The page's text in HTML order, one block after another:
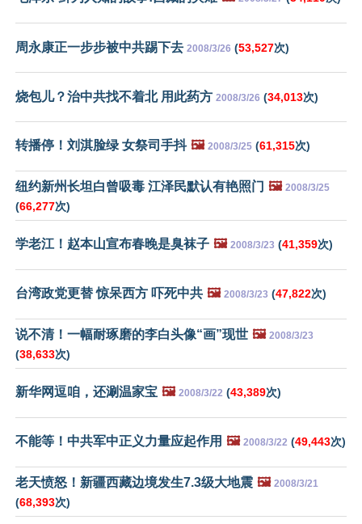
周永康正一步步被中共踢下去 2008/3/26 (53,527次)
烧包儿？治中共找不着北 用此药方 2008/3/26 (34,013次)
转播停！刘淇脸绿 女祭司手抖 🖼️ 2008/3/25 (61,315次)
纽约新州长坦白曾吸毒 江泽民默认有艳照门 🖼️ 2008/3/25
(66,277次)
学老江！赵本山宣布春晚是臭袜子 🖼️ 2008/3/23 (41,359次)
台湾政党更替 惊呆西方 吓死中共 🖼️ 2008/3/23 (47,822次)
说不清！一幅耐琢磨的李白头像“画”现世 🖼️ 2008/3/23
(38,633次)
新华网逗咱，还涮温家宝 🖼️ 2008/3/22 (43,389次)
不能等！中共军中正义力量应起作用 🖼️ 2008/3/22 (49,443次)
老天愤怒！新疆西藏边境发生7.3级大地震 🖼️ 2008/3/21
(68,393次)